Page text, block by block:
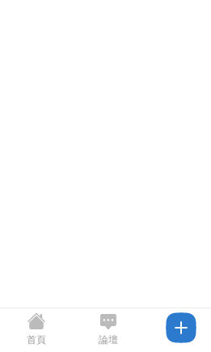
首頁 論壇